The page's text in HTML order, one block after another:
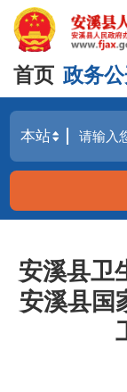
首页 政务
安溪县卫
安溪县国